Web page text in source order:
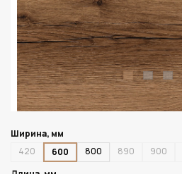
Ширина, мм
420
600 800 890 900